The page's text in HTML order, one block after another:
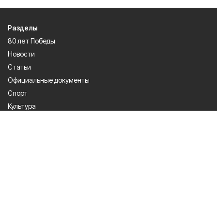
Разделы
80 лет Победы
Новости
Статьи
Официальные документы
Спорт
Культура